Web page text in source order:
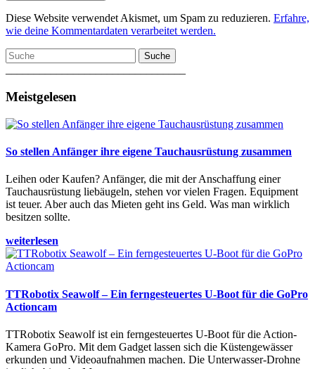
Diese Website verwendet Akismet, um Spam zu reduzieren. Erfahre,
wie deine Kommentardaten verarbeitet werden.
Suche
Meistgelesen
So stellen Anfänger ihre eigene Tauchausrüstung zusammen
Leihen oder Kaufen? Anfänger, die mit der Anschaffung einer
Tauchausrüstung liebäugeln, stehen vor vielen Fragen. Equipment
ist teuer. Aber auch das Mieten geht ins Geld. Was man wirklich
besitzen sollte.
weiterlesen
TTRobotix Seawolf – Ein ferngesteuertes U-Boot für die GoPro
Actioncam
TTRobotix Seawolf ist ein ferngesteuertes U-Boot für die Action-
Kamera GoPro. Mit dem Gadget lassen sich die Küstengewässer
erkunden und Videoaufnahmen machen. Die Unterwasser-Drohne